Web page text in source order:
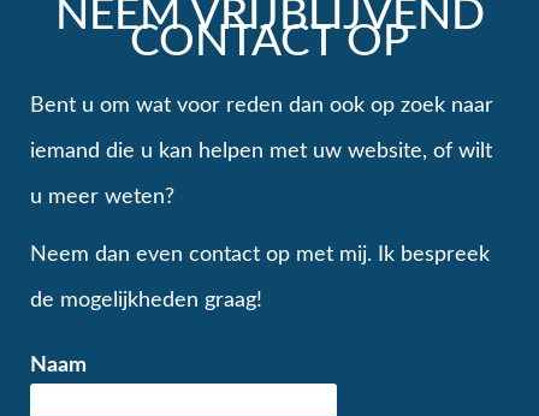
NEEM VRIJBLIJVEND
CONTACT OP
Bent u om wat voor reden dan ook op zoek naar
iemand die u kan helpen met uw website, of wilt
u meer weten?
Neem dan even contact op met mij. Ik bespreek
de mogelijkheden graag!
Naam